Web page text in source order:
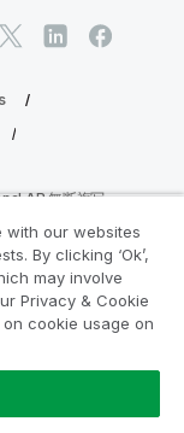
AB.無断複写・
する
app を危険
。
with our websites
By clicking ‘Ok’,
may involve
Privacy & Cookie
on cookie usage on